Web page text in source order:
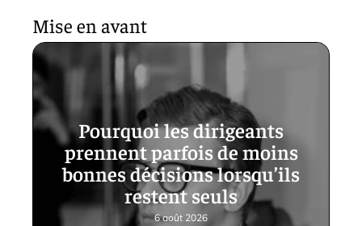
Mise en avant
Pourquoi les dirigeants
prennent parfois de moins
bonnes décisions lorsqu’ils
restent seuls
6 août 2026